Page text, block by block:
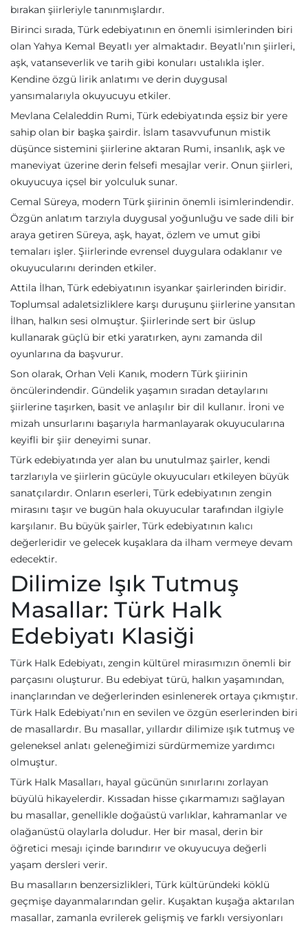
bırakan şiirleriyle tanınmışlardır.
Birinci sırada, Türk edebiyatının en önemli isimlerinden biri
olan Yahya Kemal Beyatlı yer almaktadır. Beyatlı’nın şiirleri,
aşk, vatanseverlik ve tarih gibi konuları ustalıkla işler.
Kendine özgü lirik anlatımı ve derin duygusal
yansımalarıyla okuyucuyu etkiler.
Mevlana Celaleddin Rumi, Türk edebiyatında eşsiz bir yere
sahip olan bir başka şairdir. İslam tasavvufunun mistik
düşünce sistemini şiirlerine aktaran Rumi, insanlık, aşk ve
maneviyat üzerine derin felsefi mesajlar verir. Onun şiirleri,
okuyucuya içsel bir yolculuk sunar.
Cemal Süreya, modern Türk şiirinin önemli isimlerindendir.
Özgün anlatım tarzıyla duygusal yoğunluğu ve sade dili bir
araya getiren Süreya, aşk, hayat, özlem ve umut gibi
temaları işler. Şiirlerinde evrensel duygulara odaklanır ve
okuyucularını derinden etkiler.
Attila İlhan, Türk edebiyatının isyankar şairlerinden biridir.
Toplumsal adaletsizliklere karşı duruşunu şiirlerine yansıtan
İlhan, halkın sesi olmuştur. Şiirlerinde sert bir üslup
kullanarak güçlü bir etki yaratırken, aynı zamanda dil
oyunlarına da başvurur.
Son olarak, Orhan Veli Kanık, modern Türk şiirinin
öncülerindendir. Gündelik yaşamın sıradan detaylarını
şiirlerine taşırken, basit ve anlaşılır bir dil kullanır. İroni ve
mizah unsurlarını başarıyla harmanlayarak okuyucularına
keyifli bir şiir deneyimi sunar.
Türk edebiyatında yer alan bu unutulmaz şairler, kendi
tarzlarıyla ve şiirlerin gücüyle okuyucuları etkileyen büyük
sanatçılardır. Onların eserleri, Türk edebiyatının zengin
mirasını taşır ve bugün hala okuyucular tarafından ilgiyle
karşılanır. Bu büyük şairler, Türk edebiyatının kalıcı
değerleridir ve gelecek kuşaklara da ilham vermeye devam
edecektir.
Dilimize Işık Tutmuş
Masallar: Türk Halk
Edebiyatı Klasiği
Türk Halk Edebiyatı, zengin kültürel mirasımızın önemli bir
parçasını oluşturur. Bu edebiyat türü, halkın yaşamından,
inançlarından ve değerlerinden esinlenerek ortaya çıkmıştır.
Türk Halk Edebiyatı’nın en sevilen ve özgün eserlerinden biri
de masallardır. Bu masallar, yıllardır dilimize ışık tutmuş ve
geleneksel anlatı geleneğimizi sürdürmemize yardımcı
olmuştur.
Türk Halk Masalları, hayal gücünün sınırlarını zorlayan
büyülü hikayelerdir. Kıssadan hisse çıkarmamızı sağlayan
bu masallar, genellikle doğaüstü varlıklar, kahramanlar ve
olağanüstü olaylarla doludur. Her bir masal, derin bir
öğretici mesajı içinde barındırır ve okuyucuya değerli
yaşam dersleri verir.
Bu masalların benzersizlikleri, Türk kültüründeki köklü
geçmişe dayanmalarından gelir. Kuşaktan kuşağa aktarılan
masallar, zamanla evrilerek gelişmiş ve farklı versiyonları